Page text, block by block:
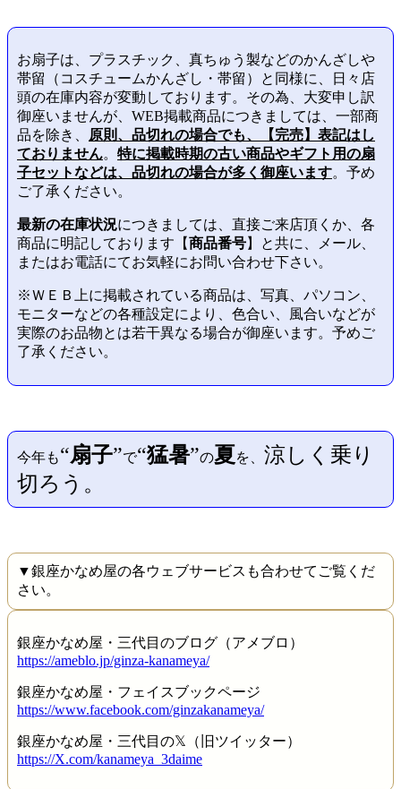
お扇子は、プラスチック、真ちゅう製などのかんざしや
帯留（コスチュームかんざし・帯留）と同様に、日々店
頭の在庫内容が変動しております。その為、大変申し訳
御座いませんが、WEB掲載商品につきましては、一部商
品を除き、 原則、品切れの場合でも、【完売】表記はし
ておりません。 特に掲載時期の古い商品やギフト用の扇
子セットなどは、品切れの場合が多く御座います。予め
ご了承ください。
最新の在庫状況につきましては、直接ご来店頂くか、各
商品に明記しております【 商品番号】と共に、メール、
またはお電話にてお気軽にお問い合わせ下さい。
※ＷＥＢ上に掲載されている商品は、写真、パソコン、
モニターなどの各種設定により、色合い、風合いなどが
実際のお品物とは若干異なる場合が御座います。予めご
了承ください。
今年も“扇子”で“猛暑”の夏 を、 涼しく乗り
切ろう。
▼銀座かなめ屋の各ウェブサービスも合わせてご覧くだ
さい。
銀座かなめ屋・三代目のブログ（アメブロ）
https://ameblo.jp/ginza-kanameya/
銀座かなめ屋・フェイスブックページ
https://www.facebook.com/ginzakanameya/
銀座かなめ屋・三代目の𝕏（旧ツイッター）
https://X.com/kanameya_3daime